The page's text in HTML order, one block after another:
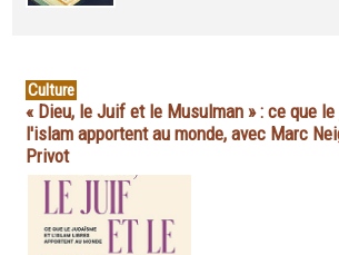
Culture
« Dieu, le Juif et le Musulman » : ce que
l'islam apportent au monde, avec Marc
Privot